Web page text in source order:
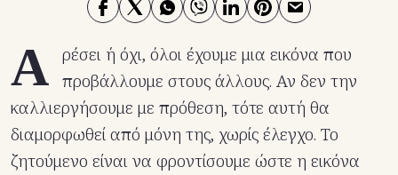
Α ρέσει ή όχι, όλοι έχουμε μια εικόνα που
προβάλλουμε στους άλλους. Αν δεν την
καλλιεργήσουμε με πρόθεση, τότε αυτή θα
διαμορφωθεί από μόνη της, χωρίς έλεγχο. Το
ζητούμενο είναι να φροντίσουμε ώστε η εικόνα